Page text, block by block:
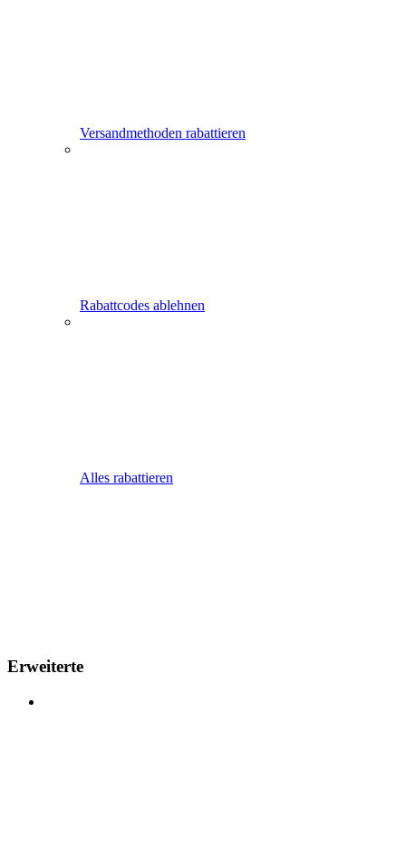
Versandmethoden rabattieren
Rabattcodes ablehnen
Alles rabattieren
Erweiterte